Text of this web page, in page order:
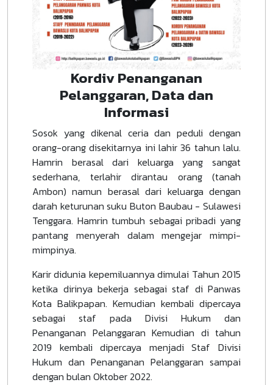
Kordiv Penanganan
Pelanggaran, Data dan
Informasi
Sosok yang dikenal ceria dan peduli dengan
orang-orang disekitarnya ini lahir 36 tahun lalu.
Hamrin berasal dari keluarga yang sangat
sederhana, terlahir dirantau orang (tanah
Ambon) namun berasal dari keluarga dengan
darah keturunan suku Buton Baubau - Sulawesi
Tenggara. Hamrin tumbuh sebagai pribadi yang
pantang menyerah dalam mengejar mimpi-
mimpinya.
Karir didunia kepemiluannya dimulai Tahun 2015
ketika dirinya bekerja sebagai staf di Panwas
Kota Balikpapan. Kemudian kembali dipercaya
sebagai staf pada Divisi Hukum dan
Penanganan Pelanggaran Kemudian di tahun
2019 kembali dipercaya menjadi Staf Divisi
Hukum dan Penanganan Pelanggaran sampai
dengan bulan Oktober 2022.